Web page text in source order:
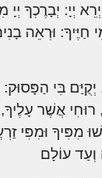
יְיָ: יְבָרֶכְךָ יְיָ
חַיֶּיךָ: וּרְאֵה
בִּי הַפָּסוּק:
רוּחִי אֲשֶׁר
מִפִּיךָ וּמִפִּי
עוֹלָם